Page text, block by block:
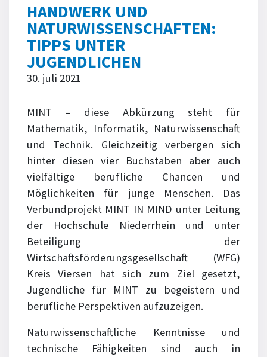
HANDWERK UND
NATURWISSENSCHAFTEN:
TIPPS UNTER
JUGENDLICHEN
30. juli 2021
MINT – diese Abkürzung steht für
Mathematik, Informatik, Naturwissenschaft
und Technik. Gleichzeitig verbergen sich
hinter diesen vier Buchstaben aber auch
vielfältige berufliche Chancen und
Möglichkeiten für junge Menschen. Das
Verbundprojekt MINT IN MIND unter Leitung
der Hochschule Niederrhein und unter
Beteiligung der
Wirtschaftsförderungsgesellschaft (WFG)
Kreis Viersen hat sich zum Ziel gesetzt,
Jugendliche für MINT zu begeistern und
berufliche Perspektiven aufzuzeigen.
Naturwissenschaftliche Kenntnisse und
technische Fähigkeiten sind auch in